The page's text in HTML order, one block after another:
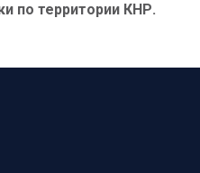
по территории КНР.